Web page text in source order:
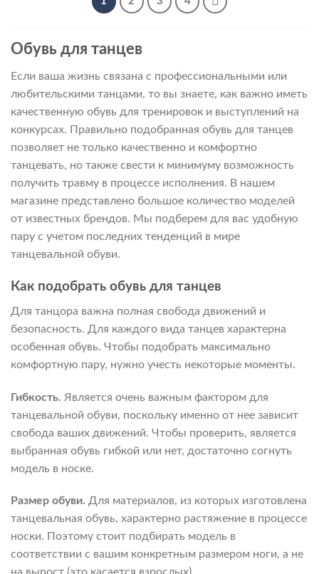
Обувь для танцев
Если ваша жизнь связана с профессиональными или
любительскими танцами, то вы знаете, как важно иметь
качественную обувь для тренировок и выступлений на
конкурсах. Правильно подобранная обувь для танцев
позволяет не только качественно и комфортно
танцевать, но также свести к минимуму возможность
получить травму в процессе исполнения. В нашем
магазине представлено большое количество моделей
от известных брендов. Мы подберем для вас удобную
пару с учетом последних тенденций в мире
танцевальной обуви.
Как подобрать обувь для танцев
Для танцора важна полная свобода движений и
безопасность. Для каждого вида танцев характерна
особенная обувь. Чтобы подобрать максимально
комфортную пару, нужно учесть некоторые моменты.
Гибкость. Является очень важным фактором для
танцевальной обуви, поскольку именно от нее зависит
свобода ваших движений. Чтобы проверить, является
выбранная обувь гибкой или нет, достаточно согнуть
модель в носке.
Размер обуви. Для материалов, из которых изготовлена
танцевальная обувь, характерно растяжение в процессе
носки. Поэтому стоит подбирать модель в
соответствии с вашим конкретным размером ноги, а не